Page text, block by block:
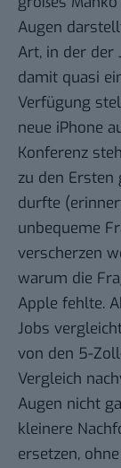
Augen
Art, in der der
damit quasi
Verfügung
neue iPhone
Konferenz
zu den Ersten
durfte
unbequeme
verscherzen
warum die
Apple fehlte.
Jobs
von den 5-
Vergleich
Augen nicht
kleinere
ersetzen,